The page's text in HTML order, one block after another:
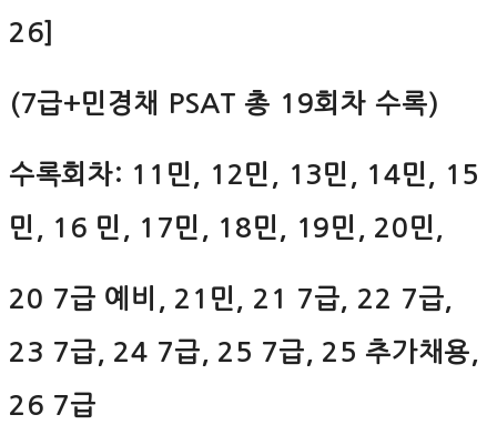
26]
(7급+민경채 PSAT 총 19회차 수록)
수록회차: 11민, 12민, 13민, 14민, 15
민, 16 민, 17민, 18민, 19민, 20민,
20 7급 예비, 21민, 21 7급, 22 7급,
23 7급, 24 7급, 25 7급, 25 추가채용,
26 7급